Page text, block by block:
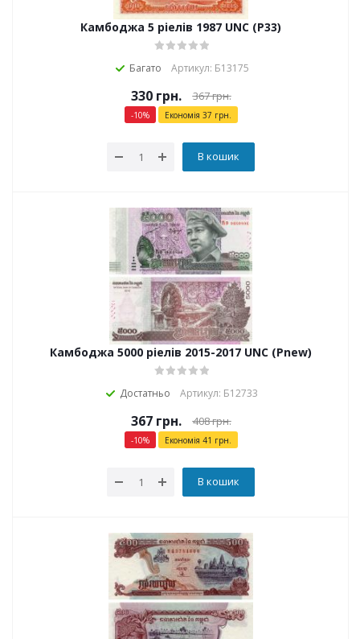
Камбоджа 5 ріелів 1987 UNC (P33)
Багато Артикул: Б13175
330грн. 367грн.
-10% Економія 37 грн.
В кошик
Камбоджа 5000 ріелів 2015-2017 UNC (Pnew)
Достатньо Артикул: Б12733
367грн. 408грн.
-10% Економія 41 грн.
В кошик